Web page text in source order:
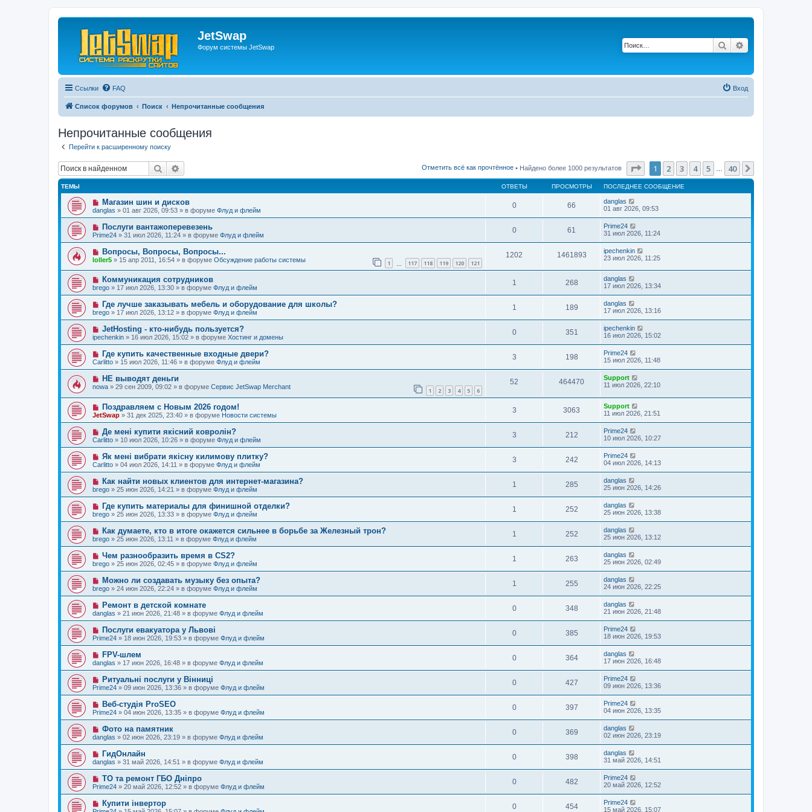
JetSwap
Форум системы JetSwap Поиск
Ссылки FAQ Вход
Список форумов Поиск Непрочитанные сообщения
Непрочитанные сообщения
Перейти к расширенному поиску
Поиск Отметить всё как прочтённое • Найдено более 1000 результатов Страница из 40
1 2 3 4 5 40
ТЕМЫ ОТВЕТЫ ПРОСМОТРЫ ПОСЛЕДНЕЕ СООБЩЕНИЕ
Н
о
в
о
е
с
о
б
е
и
е
Магазин шин и дисков
danglas » 01 авг 2026, 09:53 » в форуме Флуд и флейм
0 66
danglas
01 авг 2026, 09:53
Н
о
в
о
е
с
о
о
б
щ
е
и
е
Послуги вантажоперевезень
Prime24 » 31 июл 2026, 11:24 » в форуме Флуд и флейм
0 61
Prime24
31 июл 2026, 11:24
Н
о
в
о
с
о
о
б
щ
е
н
и
е
Вопросы, Вопросы, Вопросы...
loller5 » 15 апр 2011, 16:54 » в форуме Обсуждение работы системы 1 117 118 119 120 121
1202 1461893
ipechenkin
23 июл 2026, 11:25
Н
о
в
о
е
с
о
о
б
щ
е
н
и
е
Коммуникация сотрудников
brego » 17 июл 2026, 13:30 » в форуме Флуд и флейм
1 268
danglas
17 июл 2026, 13:34
Н
о
в
е
с
о
б
щ
е
н
и
е
Где лучше заказывать мебель и оборудование для школы?
brego » 17 июл 2026, 13:12 » в форуме Флуд и флейм
1 189
danglas
17 июл 2026, 13:16
Н
о
в
о
е
с
о
б
е
и
е
JetHosting - кто-нибудь пользуется?
ipechenkin » 16 июл 2026, 15:02 » в форуме Хостинг и домены
0 351
ipechenkin
16 июл 2026, 15:02
Н
о
в
о
е
с
о
б
щ
е
н
и
е
Где купить качественные входные двери?
Carlitto » 15 июл 2026, 11:46 » в форуме Флуд и флейм
3 198
Prime24
15 июл 2026, 11:48
Н
о
в
о
е
с
б
щ
е
н
и
е
НЕ выводят деньги
nowa » 29 сен 2009, 09:02 » в форуме Сервис JetSwap Merchant 1 2 3 4 5 6
52 464470
Support
11 июл 2026, 22:10
Н
о
в
е
с
о
о
б
щ
е
н
и
е
Поздравляем с Новым 2026 годом!
JetSwap » 31 дек 2025, 23:40 » в форуме Новости системы
3 3063
Support
11 июл 2026, 21:51
Н
о
в
о
е
с
о
б
щ
е
н
и
е
Де мені купити якісний ковролін?
Carlitto » 10 июл 2026, 10:26 » в форуме Флуд и флейм
3 212
Prime24
10 июл 2026, 10:27
Н
о
в
о
е
с
о
б
щ
е
н
и
е
Як мені вибрати якісну килимову плитку?
Carlitto » 04 июл 2026, 14:11 » в форуме Флуд и флейм
3 242
Prime24
04 июл 2026, 14:13
Н
о
в
о
е
с
о
б
щ
е
и
е
Как найти новых клиентов для интернет-магазина?
brego » 25 июн 2026, 14:21 » в форуме Флуд и флейм
1 285
danglas
25 июн 2026, 14:26
Н
о
в
о
е
с
о
о
б
щ
е
н
и
е
Где купить материалы для финишной отделки?
brego » 25 июн 2026, 13:33 » в форуме Флуд и флейм
1 252
danglas
25 июн 2026, 13:38
Н
о
в
о
е
с
о
б
щ
е
н
и
е
Как думаете, кто в итоге окажется сильнее в борьбе за Железный трон?
brego » 25 июн 2026, 13:11 » в форуме Флуд и флейм
1 252
danglas
25 июн 2026, 13:12
Н
о
в
о
е
с
о
б
щ
е
н
и
е
Чем разнообразить время в CS2?
brego » 25 июн 2026, 02:45 » в форуме Флуд и флейм
1 263
danglas
25 июн 2026, 02:49
Н
о
в
о
е
с
о
б
щ
е
н
и
е
Можно ли создавать музыку без опыта?
brego » 24 июн 2026, 22:24 » в форуме Флуд и флейм
1 255
danglas
24 июн 2026, 22:25
Н
о
в
о
е
с
о
б
щ
е
н
и
е
Ремонт в детской комнате
danglas » 21 июн 2026, 21:48 » в форуме Флуд и флейм
0 348
danglas
21 июн 2026, 21:48
Н
о
в
о
е
с
о
б
щ
е
н
и
е
Послуги евакуатора у Львові
Prime24 » 18 июн 2026, 19:53 » в форуме Флуд и флейм
0 385
Prime24
18 июн 2026, 19:53
Н
о
в
о
е
с
о
б
щ
е
н
и
е
FPV-шлем
danglas » 17 июн 2026, 16:48 » в форуме Флуд и флейм
0 364
danglas
17 июн 2026, 16:48
Н
о
в
о
е
с
о
о
б
щ
е
н
и
е
Ритуальні послуги у Вінниці
Prime24 » 09 июн 2026, 13:36 » в форуме Флуд и флейм
0 427
Prime24
09 июн 2026, 13:36
Н
о
в
е
с
о
б
щ
е
и
е
Веб-студія ProSEO
Prime24 » 04 июн 2026, 13:35 » в форуме Флуд и флейм
0 397
Prime24
04 июн 2026, 13:35
Н
о
в
о
е
с
о
о
б
щ
е
н
Фото на памятник
danglas » 02 июн 2026, 23:19 » в форуме Флуд и флейм
0 369
danglas
02 июн 2026, 23:19
Н
о
в
о
с
о
б
ГидОнлайн
danglas » 31 май 2026, 14:51 » в форуме Флуд и флейм
0 398
danglas
31 май 2026, 14:51
Н
о
в
о
е
ТО та ремонт ГБО Дніпро
Prime24 » 20 май 2026, 12:52 » в форуме Флуд и флейм
0 482
Prime24
20 май 2026, 12:52
Н
о
Купити інвертор 0 454
Prime24
15 май 2026, 15:07